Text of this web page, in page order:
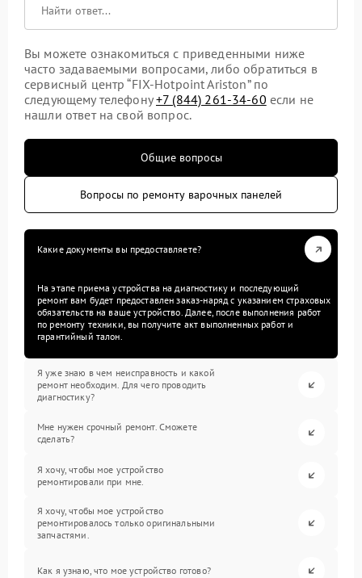
Вы можете ознакомиться с приведенными ниже
часто задаваемыми вопросами, либо обратиться в
сервисный центр “FIX-Hotpoint Ariston” по
следующему телефону+7 (844) 261-34-60 если не
нашли ответ на свой вопрос.
Общие вопросы
Вопросы по ремонту варочных панелей
Какие документы вы предоставляете?
На этапе приема устройства на диагностику и последующий
ремонт вам будет предоставлен заказ-наряд с указанием страховых
обязательств на ваше устройство. Далее, после выполнения работ
по ремонту техники, вы получите акт выполненных работ и
гарантийный талон.
Я уже знаю в чем неисправность и какой
ремонт необходим. Для чего проводить
диагностику?
Мне нужен срочный ремонт. Сможете
сделать?
Я хочу, чтобы мое устройство
ремонтировали при мне.
Я хочу, чтобы мое устройство
ремонтировалось только оригинальными
запчастями.
Как я узнаю, что мое устройство готово?